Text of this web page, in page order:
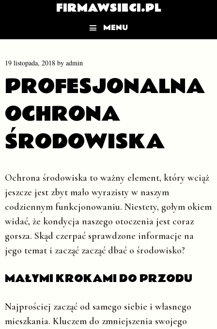
FIRMAWSIECI.PL
MENU
19 listopada, 2018 by admin
PROFESJONALNA
OCHRONA
ŚRODOWISKA
Ochrona środowiska to ważny element, który wciąż
jeszcze jest zbyt mało wyrazisty w naszym
codziennym funkcjonowaniu. Niestety, gołym okiem
widać, że kondycja naszego otoczenia jest coraz
gorsza. Skąd czerpać sprawdzone informacje na
jego temat i zacząć zacząć dbać o środowisko?
MAŁYMI KROKAMI DO PRZODU
Najprościej zacząć od samego siebie i własnego
mieszkania. Kluczem do zmniejszenia swojego